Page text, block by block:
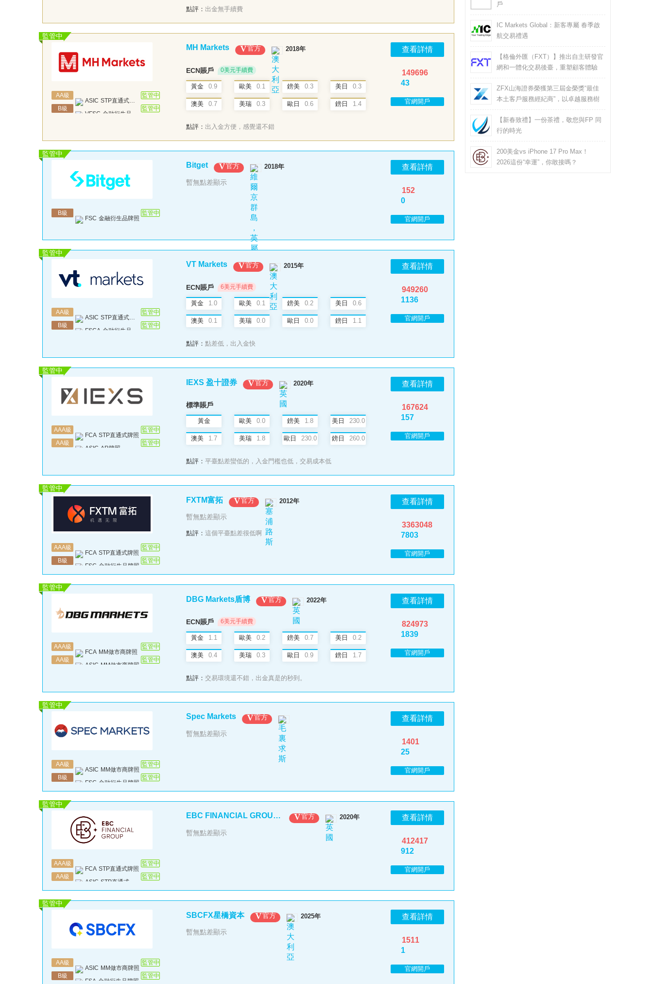
點評： 出金無手續費
監管中
AA級
ASIC STP直通式牌照
監管中
B級
VFSC 金融衍生品牌照
監管中
MH Markets 官方 2018年
ECN賬戶 0美元手續費
黃金 0.9 歐美 0.1 鎊美 0.3 美日 0.3
澳美 0.7 美瑞 0.3 歐日 0.6 鎊日 1.4
點評： 出入金方便，感覺還不錯
查看詳情
149696
43
官網開戶
監管中
B級
FSC 金融衍生品牌照
監管中
Bitget 官方 2018年
暫無點差顯示
查看詳情
152
0
官網開戶
監管中
AA級
ASIC STP直通式牌照
監管中
B級
FSCA 金融衍生品牌照
監管中
VT Markets 官方 2015年
ECN賬戶 6美元手續費
黃金 1.0 歐美 0.1 鎊美 0.2 美日 0.6
澳美 0.1 美瑞 0.0 歐日 0.0 鎊日 1.1
點評： 點差低，出入金快
查看詳情
949260
1136
官網開戶
監管中
AAA級
FCA STP直通式牌照
監管中
AA級
ASIC AR牌照
監管中
IEXS 盈十證券 官方 2020年
標準賬戶
黃金
3200.0
歐美 0.0 鎊美 1.8 美日 230.0
澳美 1.7 美瑞 1.8 歐日 230.0 鎊日 260.0
點評： 平臺點差蠻低的，入金門檻也低，交易成本低
查看詳情
167624
157
官網開戶
監管中
AAA級
FCA STP直通式牌照
監管中
B級
FSC 金融衍生品牌照
監管中
FXTM富拓 官方 2012年
暫無點差顯示
點評： 這個平臺點差很低啊
查看詳情
3363048
7803
官網開戶
監管中
AAA級
FCA MM做市商牌照
監管中
AA級
ASIC MM做市商牌照
監管中
DBG Markets盾博 官方 2022年
ECN賬戶 6美元手續費
黃金 1.1 歐美 0.2 鎊美 0.7 美日 0.2
澳美 0.4 美瑞 0.3 歐日 0.9 鎊日 1.7
點評： 交易環境還不錯，出金真是的秒到。
查看詳情
824973
1839
官網開戶
監管中
AA級
ASIC MM做市商牌照
監管中
B級
FSC 金融衍生品牌照
監管中
Spec Markets 官方
暫無點差顯示
查看詳情
1401
25
官網開戶
監管中
AAA級
FCA STP直通式牌照
監管中
AA級
ASIC STP直通式牌照
監管中
EBC FINANCIAL GROUP LIMITED 官方 2020年
暫無點差顯示
查看詳情
412417
912
官網開戶
監管中
AA級
ASIC MM做市商牌照
監管中
B級
FSA 金融衍生品牌照
監管中
SBCFX星橋資本 官方 2025年
暫無點差顯示
查看詳情
1511
1
官網開戶
戶
IC Markets Global：新客專屬 春季啟
航交易禮遇
【格倫外匯（FXT）】推出自主研發官
網和一體化交易後臺，重塑顧客體驗
ZFX山海證券榮獲第三屆金榮獎“最佳
本土客戶服務經紀商”，以卓越服務樹
【新春致禮】一份茶禮，敬您與FP 同
行的時光
200美金vs iPhone 17 Pro Max！
2026這份“幸運”，你敢接嗎？